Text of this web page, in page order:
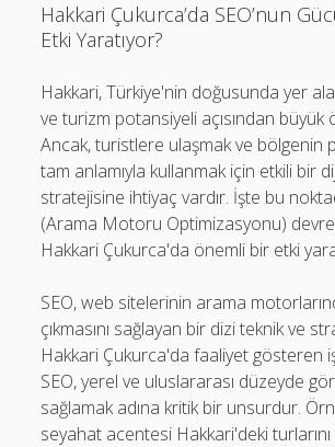
Hakkari Çukurca’da SEO’nun
Etki Yaratıyor?
Hakkari, Türkiye'nin doğusunda yer
ve turizm potansiyeli açısından büyük
Ancak, turistlere ulaşmak ve bölgenin
tam anlamıyla kullanmak için etkili bir
stratejisine ihtiyaç vardır. İşte bu
(Arama Motoru Optimizasyonu)
Hakkari Çukurca'da önemli bir etki
SEO, web sitelerinin arama
çıkmasını sağlayan bir dizi teknik ve
Hakkari Çukurca'da faaliyet gösteren
SEO, yerel ve uluslararası düzeyde
sağlamak adına kritik bir unsurdur.
seyahat acentesi Hakkari'deki turlarını